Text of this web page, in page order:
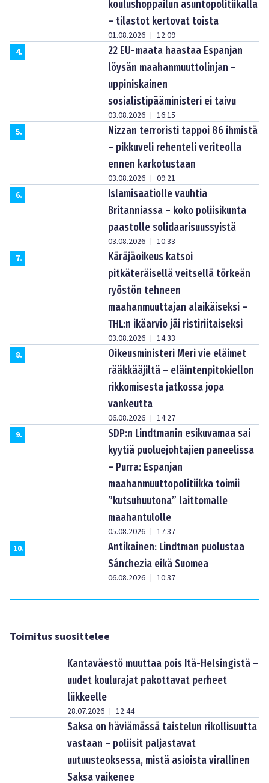
koulushoppailun asuntopolitiikalla
– tilastot kertovat toista
01.08.2026 | 12:09
4.
22 EU-maata haastaa Espanjan
löysän maahanmuuttolinjan –
uppiniskainen
sosialistipääministeri ei taivu
03.08.2026 | 16:15
5.
Nizzan terroristi tappoi 86 ihmistä
– pikkuveli rehenteli veriteolla
ennen karkotustaan
03.08.2026 | 09:21
6.
Islamisaatiolle vauhtia
Britanniassa – koko poliisikunta
paastolle solidaarisuussyistä
03.08.2026 | 10:33
7.
Käräjäoikeus katsoi
pitkäteräisellä veitsellä törkeän
ryöstön tehneen
maahanmuuttajan alaikäiseksi –
THL:n ikäarvio jäi ristiriitaiseksi
03.08.2026 | 14:33
8.
Oikeusministeri Meri vie eläimet
rääkkääjiltä – eläintenpitokiellon
rikkomisesta jatkossa jopa
vankeutta
06.08.2026 | 14:27
9.
SDP:n Lindtmanin esikuvamaa sai
kyytiä puoluejohtajien paneelissa
– Purra: Espanjan
maahanmuuttopolitiikka toimii
”kutsuhuutona” laittomalle
maahantulolle
05.08.2026 | 17:37
10.
Antikainen: Lindtman puolustaa
Sánchezia eikä Suomea
06.08.2026 | 10:37
Toimitus suosittelee
Kantaväestö muuttaa pois Itä-Helsingistä –
uudet koulurajat pakottavat perheet
liikkeelle
28.07.2026 | 12:44
Saksa on häviämässä taistelun rikollisuutta
vastaan – poliisit paljastavat
uutuusteoksessa, mistä asioista virallinen
Saksa vaikenee